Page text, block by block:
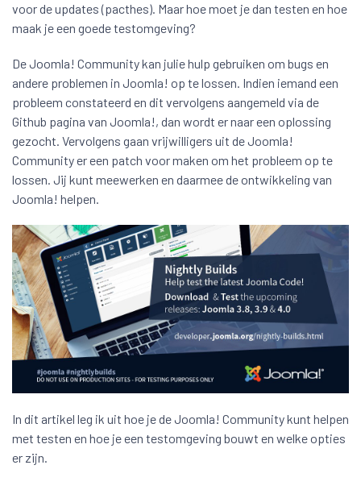
voor de updates (pacthes). Maar hoe moet je dan testen en hoe
maak je een goede testomgeving?
De Joomla! Community kan julie hulp gebruiken om bugs en
andere problemen in Joomla! op te lossen. Indien iemand een
probleem constateerd en dit vervolgens aangemeld via de
Github pagina van Joomla!, dan wordt er naar een oplossing
gezocht. Vervolgens gaan vrijwilligers uit de Joomla!
Community er een patch voor maken om het probleem op te
lossen. Jij kunt meewerken en daarmee de ontwikkeling van
Joomla! helpen.
In dit artikel leg ik uit hoe je de Joomla! Community kunt helpen
met testen en hoe je een testomgeving bouwt en welke opties
er zijn.